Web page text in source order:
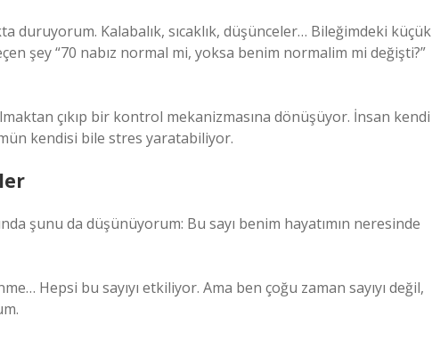
duruyorum. Kalabalık, sıcaklık, düşünceler… Bileğimdeki küçük
şey “70 nabız normal mi, yoksa benim normalim mi değişti?”
çıkıp bir kontrol mekanizmasına dönüşüyor. İnsan kendi
kendisi bile stres yaratabiliyor.
şunu da düşünüyorum: Bu sayı benim hayatımın neresinde
Hepsi bu sayıyı etkiliyor. Ama ben çoğu zaman sayıyı değil,